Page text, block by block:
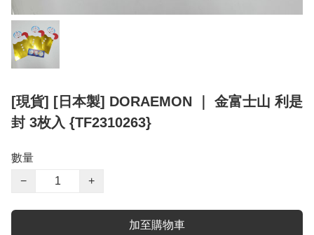
[現貨] [日本製] DORAEMON ｜ 金富士山 利是
封 3枚入 {TF2310263}
數量
−
+
加至購物車